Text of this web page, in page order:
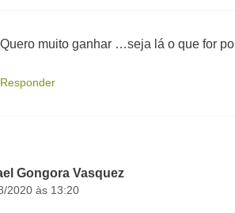
Quero muito ganhar …seja lá o que for
Responder
Gongora Vasquez
2020 às 13:20